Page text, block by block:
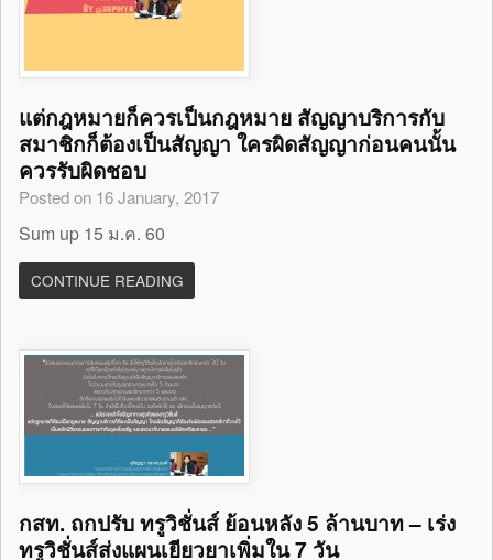
แต่กฎหมายก็ควรเป็นกฎหมาย สัญญาบริการกับ
สมาชิกก็ต้องเป็นสัญญา ใครผิดสัญญาก่อนคนนั้น
ควรรับผิดชอบ
Posted on 16 January, 2017
Sum up 15 ม.ค. 60
CONTINUE READING
กสท. ถกปรับ ทรูวิชั่นส์ ย้อนหลัง 5 ล้านบาท – เร่ง
ทรูวิชั่นส์ส่งแผนเยียวยาเพิ่มใน 7 วัน